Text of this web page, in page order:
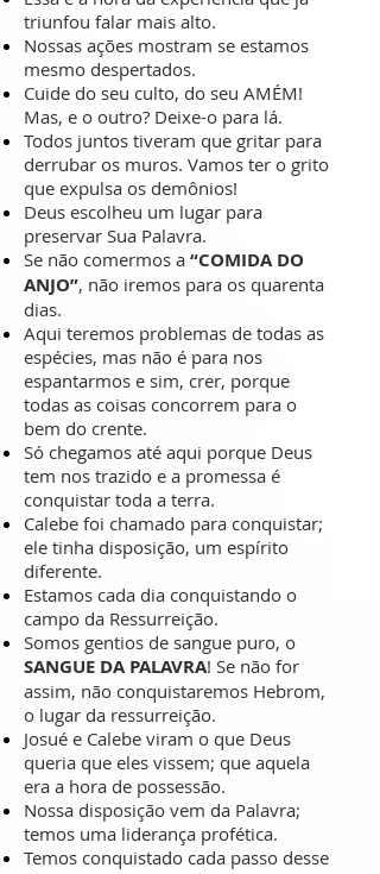
triunfou falar mais alto.
Nossas ações mostram se estamos
mesmo despertados.
Cuide do seu culto, do seu AMÉM!
Mas, e o outro? Deixe-o para lá.
Todos juntos tiveram que gritar para
derrubar os muros. Vamos ter o grito
que expulsa os demônios!
Deus escolheu um lugar para
preservar Sua Palavra.
Se não comermos a “COMIDA DO
ANJO”, não iremos para os quarenta
dias.
Aqui teremos problemas de todas as
espécies, mas não é para nos
espantarmos e sim, crer, porque
todas as coisas concorrem para o
bem do crente.
Só chegamos até aqui porque Deus
tem nos trazido e a promessa é
conquistar toda a terra.
Calebe foi chamado para conquistar;
ele tinha disposição, um espírito
diferente.
Estamos cada dia conquistando o
campo da Ressurreição.
Somos gentios de sangue puro, o
SANGUE DA PALAVRA! Se não for
assim, não conquistaremos Hebrom,
o lugar da ressurreição.
Josué e Calebe viram o que Deus
queria que eles vissem; que aquela
era a hora de possessão.
Nossa disposição vem da Palavra;
temos uma liderança profética.
Temos conquistado cada passo desse